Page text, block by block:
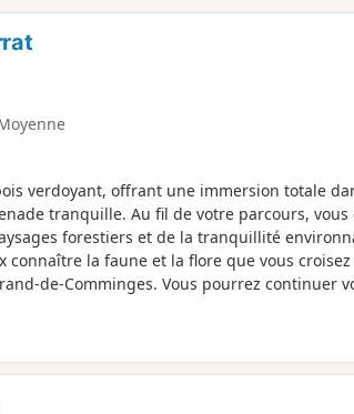
verdoyant, offrant une immersion totale
tranquille. Au fil de votre parcours, vous
forestiers et de la tranquillité
la faune et la flore que vous
de-Comminges. Vous pourrez continuer